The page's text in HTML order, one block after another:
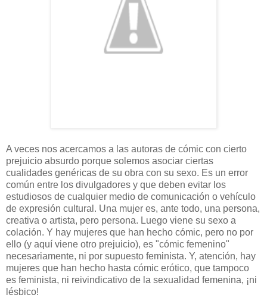
A veces nos acercamos a las autoras de cómic con cierto
prejuicio absurdo porque solemos asociar ciertas
cualidades genéricas de su obra con su sexo. Es un error
común entre los divulgadores y que deben evitar los
estudiosos de cualquier medio de comunicación o vehículo
de expresión cultural. Una mujer es, ante todo, una persona,
creativa o artista, pero persona. Luego viene su sexo a
colación. Y hay mujeres que han hecho cómic, pero no por
ello (y aquí viene otro prejuicio), es "cómic femenino"
necesariamente, ni por supuesto feminista. Y, atención, hay
mujeres que han hecho hasta cómic erótico, que tampoco
es feminista, ni reivindicativo de la sexualidad femenina, ¡ni
lésbico!